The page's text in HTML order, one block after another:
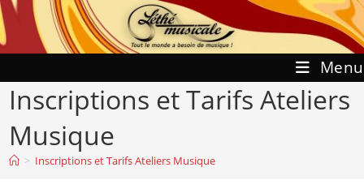
Skip
to
content
Menu
Inscriptions et Tarifs Ateliers
Musique
> Inscriptions et Tarifs Ateliers Musique